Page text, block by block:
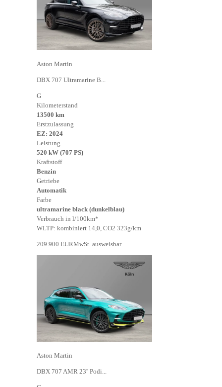
Aston Martin
DBX 707 Ultramarine B...
G
Kilometerstand
13500 km
Erstzulassung
EZ: 2024
Leistung
520 kW (707 PS)
Kraftstoff
Benzin
Getriebe
Automatik
Farbe
ultramarine black (dunkelblau)
Verbrauch in l/100km*
WLTP: kombiniert 14,0, CO2 323g/km
209.900 EURMwSt. ausweisbar
Aston Martin
DBX 707 AMR 23'' Podi...